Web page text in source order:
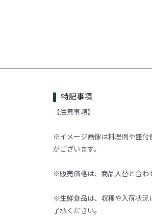
特記事項
【注意事項】
※イメージ画像は料理例や盛付
がございます。
※販売価格は、商品入替と合わ
※生鮮食品は、収穫や入荷状況
了承ください。